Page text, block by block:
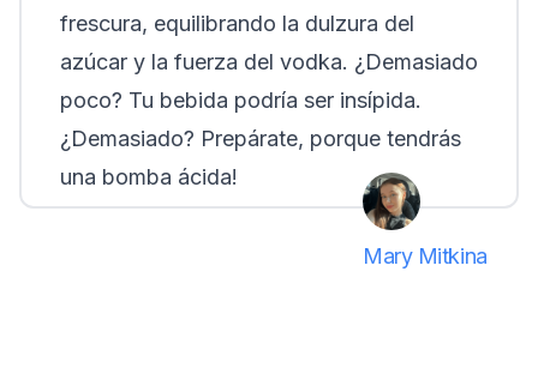
frescura, equilibrando la dulzura del
azúcar y la fuerza del vodka. ¿Demasiado
poco? Tu bebida podría ser insípida.
¿Demasiado? Prepárate, porque tendrás
una bomba ácida!
Mary Mitkina